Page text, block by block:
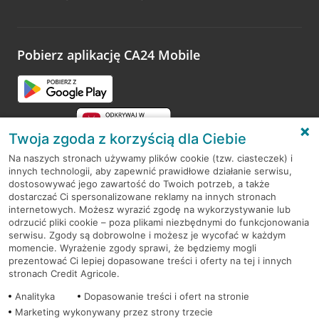
opinie.
Pobierz aplikację CA24 Mobile
RODO
Regulamin serwisu
Mapa serwisu
PolitykaCookies
Twoja zgoda z korzyścią dla Ciebie
Na naszych stronach używamy plików cookie (tzw. ciasteczek) i
innych technologii, aby zapewnić prawidłowe działanie serwisu,
dostosowywać jego zawartość do Twoich potrzeb, a także
dostarczać Ci spersonalizowane reklamy na innych stronach
internetowych. Możesz wyrazić zgodę na wykorzystywanie lub
odrzucić pliki cookie – poza plikami niezbędnymi do funkcjonowania
serwisu. Zgody są dobrowolne i możesz je wycofać w każdym
momencie. Wyrażenie zgody sprawi, że będziemy mogli
prezentować Ci lepiej dopasowane treści i oferty na tej i innych
stronach Credit Agricole.
Analityka
Dopasowanie treści i ofert na stronie
Marketing wykonywany przez strony trzecie